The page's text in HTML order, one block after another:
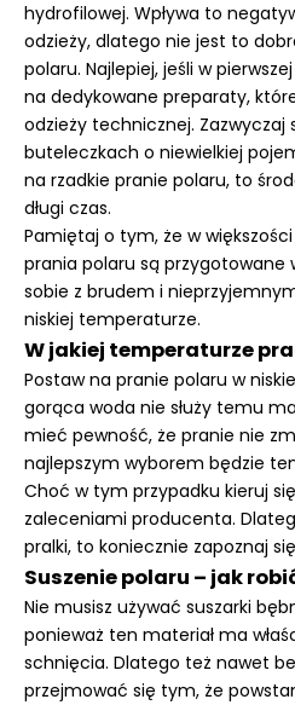
hydrofilowej. Wpływa to
odzieży, dlatego nie jest to
polaru. Najlepiej, jeśli w
na dedykowane preparaty,
odzieży technicznej. Zazwyczaj
buteleczkach o niewielkiej
na rzadkie pranie polaru, to
długi czas.
Pamiętaj o tym, że w
prania polaru są przygotowane
sobie z brudem i
niskiej temperaturze.
W jakiej temperaturze
Postaw na pranie polaru w
gorąca woda nie służy temu
mieć pewność, że pranie nie
najlepszym wyborem będzie
Choć w tym przypadku kieruj
zaleceniami producenta.
pralki, to koniecznie zapoznaj
Suszenie polaru – jak
Nie musisz używać suszarki
ponieważ ten materiał ma
schnięcia. Dlatego też nawet
przejmować się tym, że